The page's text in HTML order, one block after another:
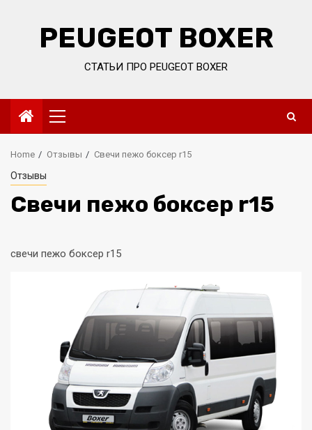
PEUGEOT BOXER
СТАТЬИ ПРО PEUGEOT BOXER
Primary
Menu
Home Отзывы Свечи пежо боксер r15
Отзывы
Свечи пежо боксер r15
свечи пежо боксер r15